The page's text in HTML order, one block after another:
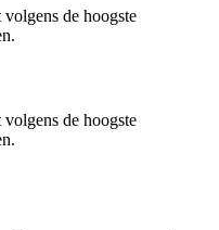
de hoogste
de hoogste